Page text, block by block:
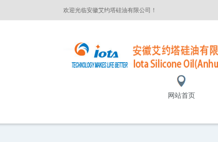
欢迎光临安徽艾约塔硅油有限公司！
网站首页